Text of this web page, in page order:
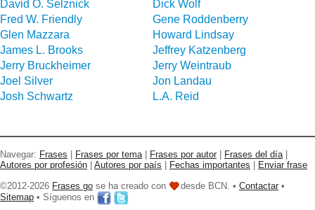
David O. Selznick
Dick Wolf
Fred W. Friendly
Gene Roddenberry
Glen Mazzara
Howard Lindsay
James L. Brooks
Jeffrey Katzenberg
Jerry Bruckheimer
Jerry Weintraub
Joel Silver
Jon Landau
Josh Schwartz
L.A. Reid
Navegar: Frases | Frases por tema | Frases por autor | Frases del día |
Autores por profesión | Autores por país | Fechas importantes | Enviar frase
©2012-2026 Frases go se ha creado con desde BCN. • Contactar •
Sitemap • Síguenos en